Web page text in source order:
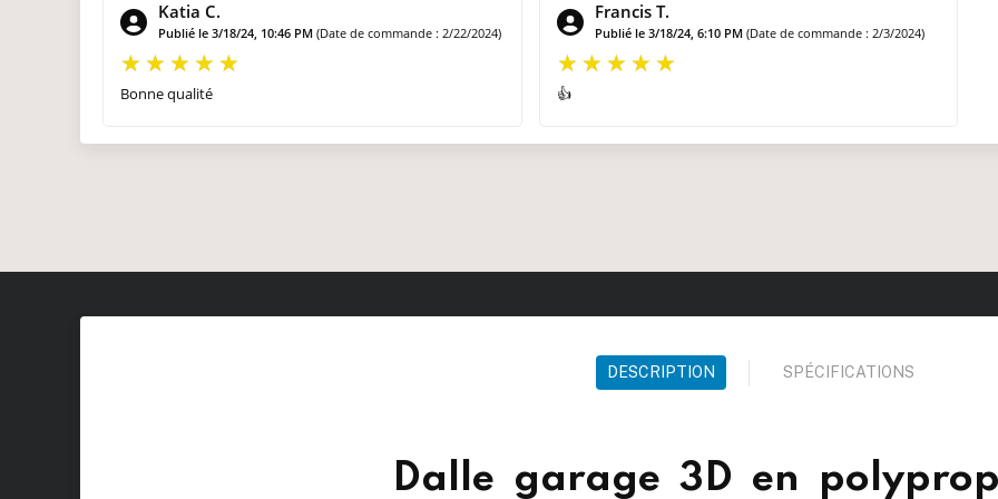
Katia C.
Publié le 3/18/24, 10:46 PM (Date de commande : 2/22/2024)
Bonne qualité
Francis T.
Publié le 3/18/24, 6:10 PM (Date de commande : 2/3/2024)
👍
DESCRIPTION SPÉCIFICATIONS
Dalle garage 3D en